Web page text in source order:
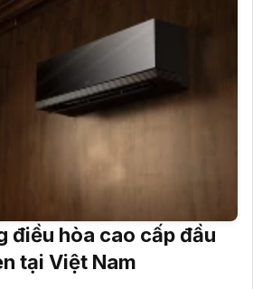
điều hòa cao cấp đầu
tại Việt Nam